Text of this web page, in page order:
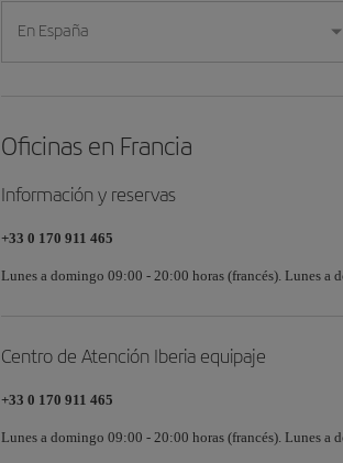
En España
Oficinas en Francia
Información y reservas
+33 0 170 911 465
Lunes a domingo 09:00 - 20:00 horas (francés). Lunes a
Centro de Atención Iberia equipaje
+33 0 170 911 465
Lunes a domingo 09:00 - 20:00 horas (francés). Lunes a